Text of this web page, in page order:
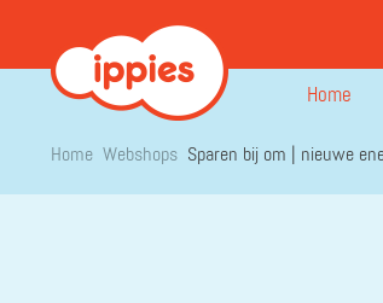
Home
Home Webshops Sparen bij om | nieuwe